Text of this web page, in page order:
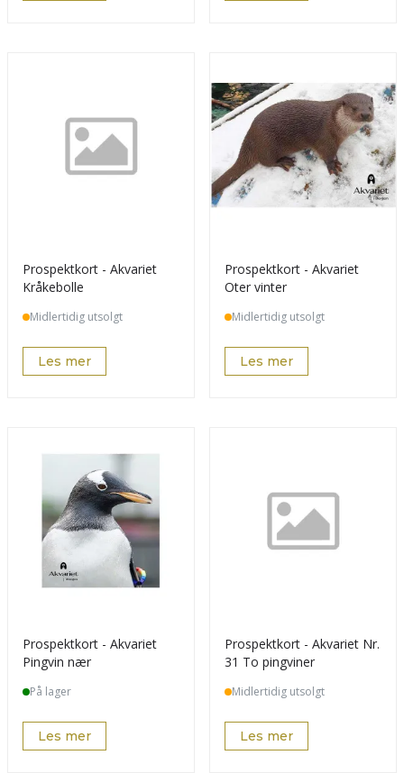
Prospektkort - Akvariet
Kråkebolle
Midlertidig utsolgt
Les mer
Prospektkort - Akvariet
Oter vinter
Midlertidig utsolgt
Les mer
Prospektkort - Akvariet
Pingvin nær
På lager
Les mer
Prospektkort - Akvariet Nr.
31 To pingviner
Midlertidig utsolgt
Les mer